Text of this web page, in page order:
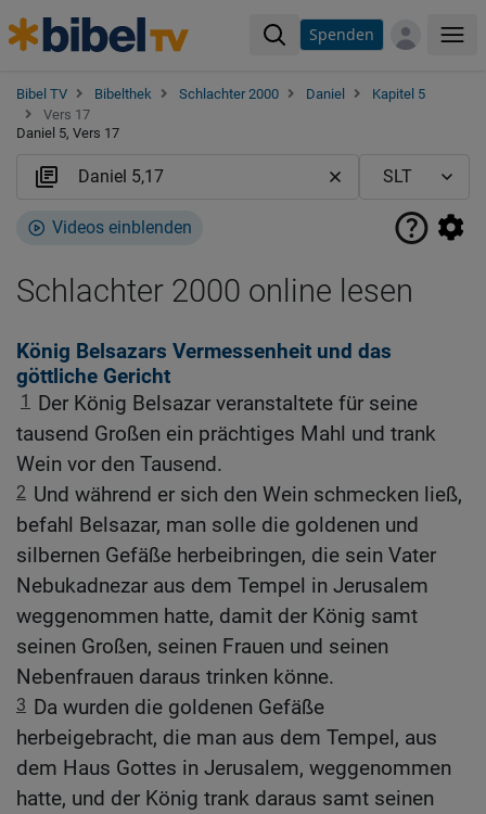
Spenden
Bibel TV Bibelthek Schlachter 2000 Daniel
Kapitel 5
Vers 17
Daniel 5, Vers 17
Videos einblenden
Schlachter 2000 online lesen
König Belsazars Vermessenheit und das
göttliche Gericht
1
Der König Belsazar veranstaltete für seine
tausend Großen ein prächtiges Mahl und trank
Wein vor den Tausend.
2 Und während er sich den Wein schmecken ließ,
befahl Belsazar, man solle die goldenen und
silbernen Gefäße herbeibringen, die sein Vater
Nebukadnezar aus dem Tempel in Jerusalem
weggenommen hatte, damit der König samt
seinen Großen, seinen Frauen und seinen
Nebenfrauen daraus trinken könne.
3 Da wurden die goldenen Gefäße
herbeigebracht, die man aus dem Tempel, aus
dem Haus Gottes in Jerusalem, weggenommen
hatte, und der König trank daraus samt seinen